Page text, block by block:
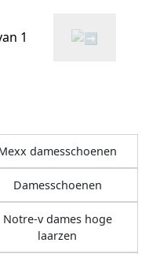
1
damesschoenen
Damesschoenen
Notre-v dames hoge
laarzen